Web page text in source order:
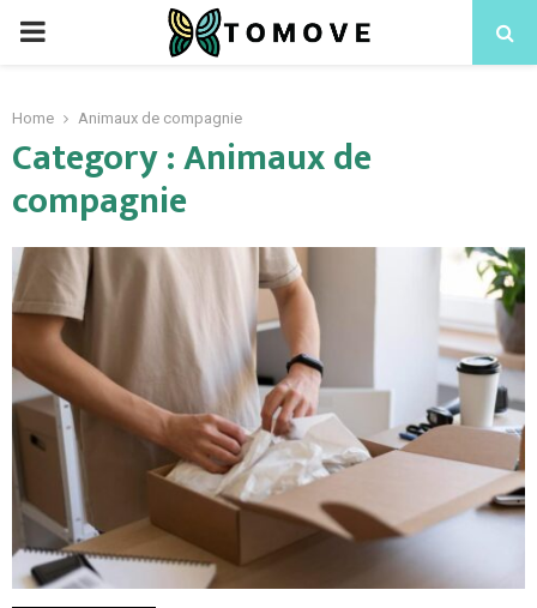
PRIMARY
Home Animaux de compagnie
Category : Animaux de
compagnie